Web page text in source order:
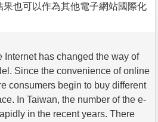
也可以作為其他電子網站國際化
Internet has changed the way of
Since the convenience of online
consumers begin to buy different
In Taiwan, the number of the e-
in the recent years. There